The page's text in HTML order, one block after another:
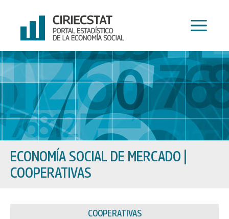
contenido
ECONOMÍA SOCIAL DE MERCADO
COOPERATIVAS
COOPERATIVAS